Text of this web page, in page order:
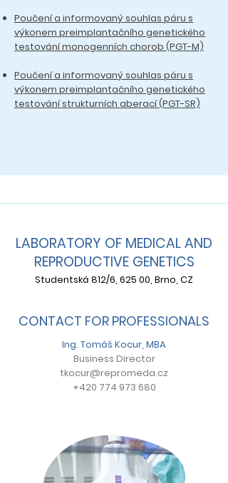
Poučení a informovaný souhlas páru s
výkonem preimplantačního genetického
testování monogenních chorob (PGT-M)
Poučení a informovaný souhlas páru s
výkonem preimplantačního genetického
testování strukturních aberací (PGT-SR)
LABORATORY OF MEDICAL AND
REPRODUCTIVE GENETICS
Studentská 812/6, 625 00, Brno, CZ
CONTACT FOR PROFESSIONALS
Ing. Tomáš Kocur, MBA
Business Director
tkocur@repromeda.cz
+420 774 973 680